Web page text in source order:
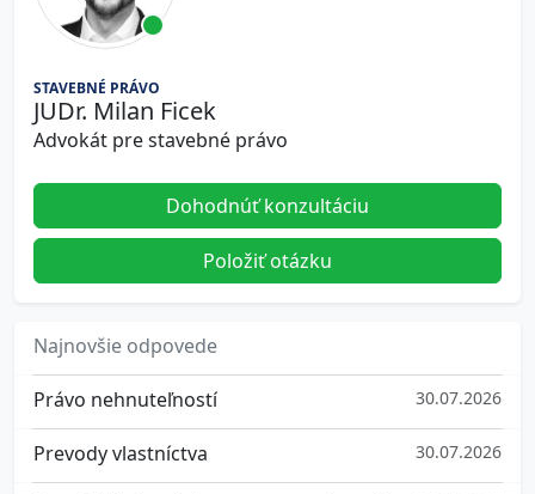
STAVEBNÉ PRÁVO
JUDr. Milan Ficek
Advokát pre stavebné právo
Dohodnúť konzultáciu
Položiť otázku
Najnovšie odpovede
Právo nehnuteľností 30.07.2026
Prevody vlastníctva 30.07.2026